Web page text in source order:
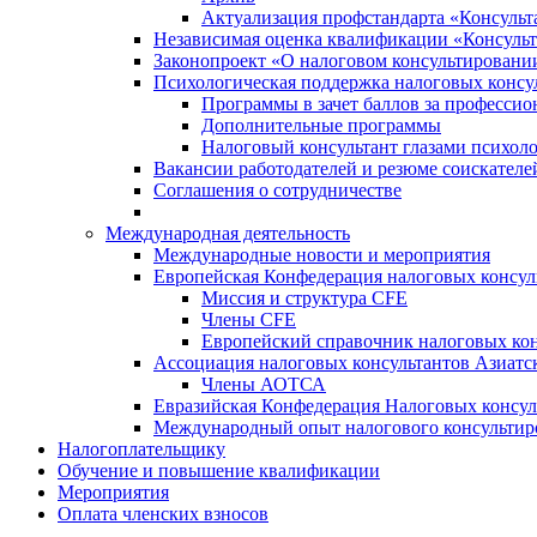
Актуализация профстандарта
Независимая оценка квалификации
Законопроект «О налоговом
Психологическая поддержка налоговых
Программы в зачет баллов за
Дополнительные программы
Налоговый консультант глазами
Вакансии работодателей и резюме
Соглашения о сотрудничестве
Международная деятельность
Международные новости и мероприятия
Европейская Конфедерация налоговых
Миссия и структура CFE
Члены CFE
Европейский справочник налоговых
Ассоциация налоговых консультантов
Члены АОТСА
Евразийская Конфедерация Налоговых
Международный опыт налогового
Налогоплательщику
Обучение и повышение квалификации
Мероприятия
Оплата членских взносов